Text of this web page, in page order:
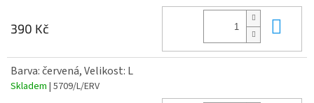
390 Kč
Barva: červená, Velikost: L
Skladem | 5709/L/ERV